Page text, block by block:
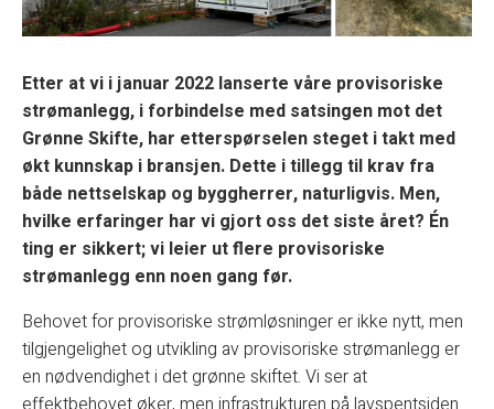
Etter at vi i januar 2022 lanserte våre provisoriske
strømanlegg, i forbindelse med satsingen mot det
Grønne Skifte, har etterspørselen steget i takt med
økt kunnskap i bransjen. Dette i tillegg til krav fra
både nettselskap og byggherrer, naturligvis. Men,
hvilke erfaringer har vi gjort oss det siste året? Én
ting er sikkert; vi leier ut flere provisoriske
strømanlegg enn noen gang før.
Behovet for provisoriske strømløsninger er ikke nytt, men
tilgjengelighet og utvikling av provisoriske strømanlegg er
en nødvendighet i det grønne skiftet. Vi ser at